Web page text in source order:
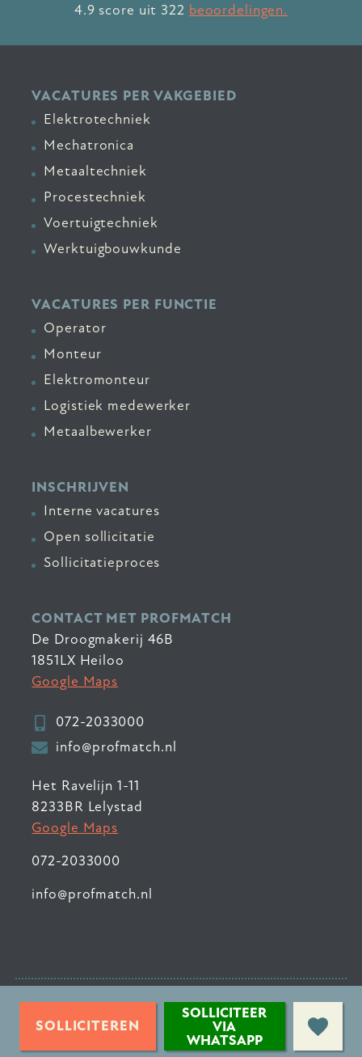
SOLLICITEREN
SOLLICITEER
VIA
WHATSAPP
4.9 score uit 322 beoordelingen.
VACATURES PER VAKGEBIED
Elektrotechniek
Mechatronica
Metaaltechniek
Procestechniek
Voertuigtechniek
Werktuigbouwkunde
VACATURES PER FUNCTIE
Operator
Monteur
Elektromonteur
Logistiek medewerker
Metaalbewerker
INSCHRIJVEN
Interne vacatures
Open sollicitatie
Sollicitatieproces
CONTACT MET PROFMATCH
De Droogmakerij 46B
1851LX Heiloo
Google Maps
072-2033000
info@profmatch.nl
Het Ravelijn 1-11
8233BR Lelystad
Google Maps
072-2033000
info@profmatch.nl
© 2026 ProfMatch •
Privacyverklaring
Login